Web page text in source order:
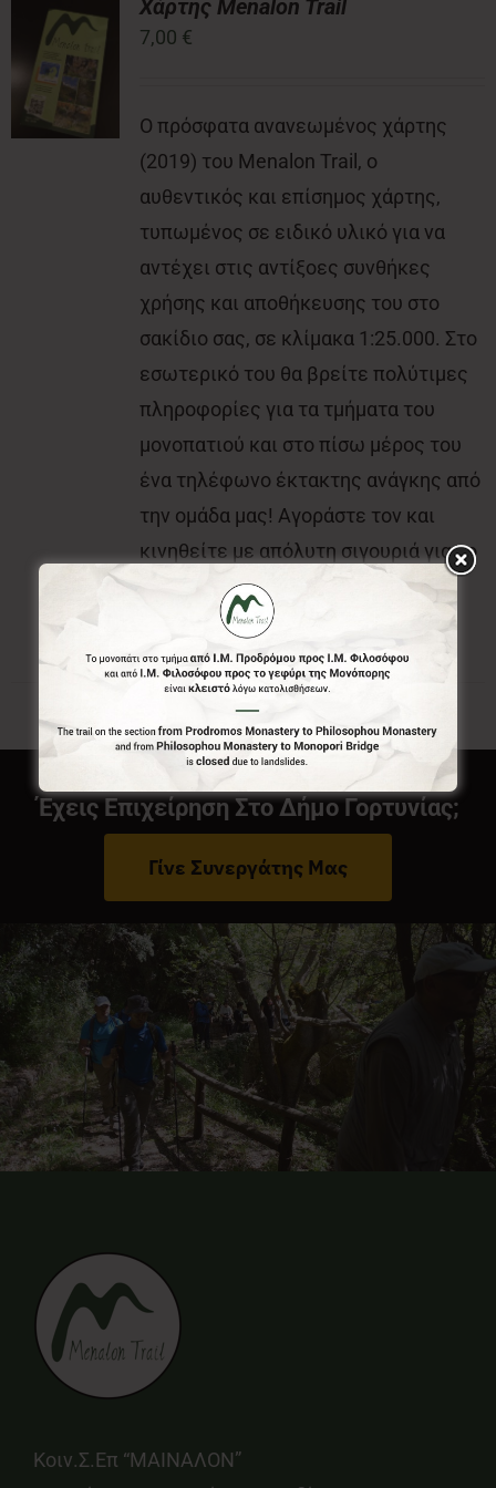
Νέα
Επικοινωνία
Χάρτης Menalon Trail
7,00 €
Ο πρόσφατα ανανεωμένος χάρτης
(2019) του Menalon Trail, ο
αυθεντικός και επίσημος χάρτης,
τυπωμένος σε ειδικό υλικό για να
αντέχει στις αντίξοες συνθήκες
χρήσης και αποθήκευσης του στο
σακίδιο σας, σε κλίμακα 1:25.000. Στο
εσωτερικό του θα βρείτε πολύτιμες
πληροφορίες για τα τμήματα του
μονοπατιού και στο πίσω μέρος του
ένα τηλέφωνο έκτακτης ανάγκης από
την ομάδα μας! Αγοράστε τον και
κινηθείτε με απόλυτη σιγουριά για το
που είστε και που θέλετε να πάτε.
Έχεις Επιχείρηση Στο Δήμο Γορτυνίας;
Γίνε Συνεργάτης Μας
Κοιν.Σ.Επ “ΜΑΙΝΑΛΟΝ”